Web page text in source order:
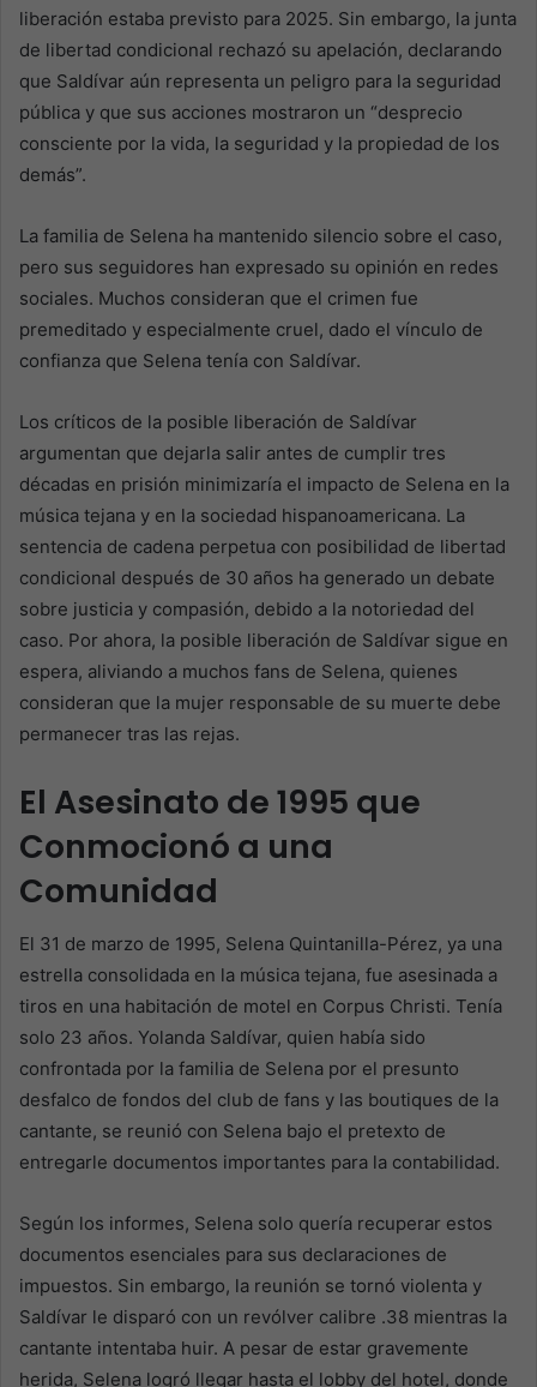
liberación estaba previsto para 2025. Sin embargo, la junta
de libertad condicional rechazó su apelación, declarando
que Saldívar aún representa un peligro para la seguridad
pública y que sus acciones mostraron un “desprecio
consciente por la vida, la seguridad y la propiedad de los
demás”.
La familia de Selena ha mantenido silencio sobre el caso,
pero sus seguidores han expresado su opinión en redes
sociales. Muchos consideran que el crimen fue
premeditado y especialmente cruel, dado el vínculo de
confianza que Selena tenía con Saldívar.
Los críticos de la posible liberación de Saldívar
argumentan que dejarla salir antes de cumplir tres
décadas en prisión minimizaría el impacto de Selena en la
música tejana y en la sociedad hispanoamericana. La
sentencia de cadena perpetua con posibilidad de libertad
condicional después de 30 años ha generado un debate
sobre justicia y compasión, debido a la notoriedad del
caso. Por ahora, la posible liberación de Saldívar sigue en
espera, aliviando a muchos fans de Selena, quienes
consideran que la mujer responsable de su muerte debe
permanecer tras las rejas.
El Asesinato de 1995 que
Conmocionó a una
Comunidad
El 31 de marzo de 1995, Selena Quintanilla-Pérez, ya una
estrella consolidada en la música tejana, fue asesinada a
tiros en una habitación de motel en Corpus Christi. Tenía
solo 23 años. Yolanda Saldívar, quien había sido
confrontada por la familia de Selena por el presunto
desfalco de fondos del club de fans y las boutiques de la
cantante, se reunió con Selena bajo el pretexto de
entregarle documentos importantes para la contabilidad.
Según los informes, Selena solo quería recuperar estos
documentos esenciales para sus declaraciones de
impuestos. Sin embargo, la reunión se tornó violenta y
Saldívar le disparó con un revólver calibre .38 mientras la
cantante intentaba huir. A pesar de estar gravemente
herida, Selena logró llegar hasta el lobby del hotel, donde